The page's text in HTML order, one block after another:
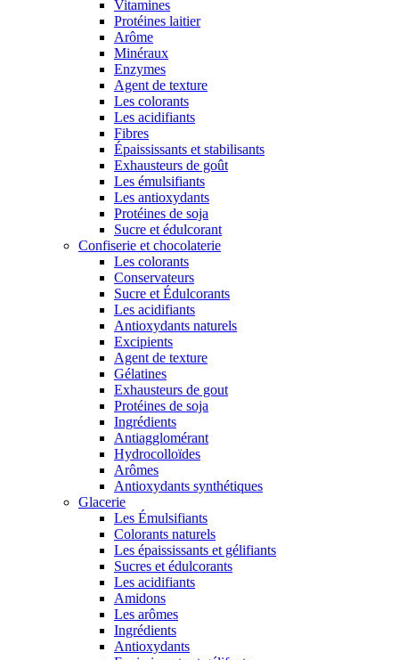
Vitamines
Protéines laitier
Arôme
Minéraux
Enzymes
Agent de texture
Les colorants
Les acidifiants
Fibres
Épaississants et stabilisants
Exhausteurs de goût
Les émulsifiants
Les antioxydants
Protéines de soja
Sucre et édulcorant
Confiserie et chocolaterie
Les colorants
Conservateurs
Sucre et Édulcorants
Les acidifiants
Antioxydants naturels
Excipients
Agent de texture
Gélatines
Exhausteurs de gout
Protéines de soja
Ingrédients
Antiagglomérant
Hydrocolloïdes
Arômes
Antioxydants synthétiques
Glacerie
Les Émulsifiants
Colorants naturels
Les épaississants et gélifiants
Sucres et édulcorants
Les acidifiants
Amidons
Les arômes
Ingrédients
Antioxydants